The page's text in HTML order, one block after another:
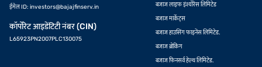
ईमेल ID: investors@bajajfinserv.in
कॉर्पोरेट आइडेंटिटी नंबर (CIN)
L65923PN2007PLC130075
बजाज लाइफ इंश्योरेंस लिमिटेड
बजाज मार्केट्स
बजाज हाउसिंग फाइनेंस लिमिटेड.
बजाज ब्रोकिंग
बजाज फिनसर्व हेल्थ लिमिटेड.